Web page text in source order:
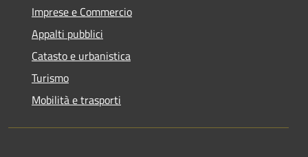
Imprese e Commercio
Appalti pubblici
Catasto e urbanistica
Turismo
Mobilità e trasporti